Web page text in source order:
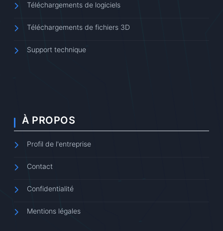
Téléchargements de logiciels
Téléchargements de fichiers 3D
Support technique
À PROPOS
Profil de l'entreprise
Contact
Confidentialité
Mentions légales